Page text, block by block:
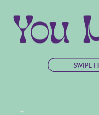
You
SWIPE